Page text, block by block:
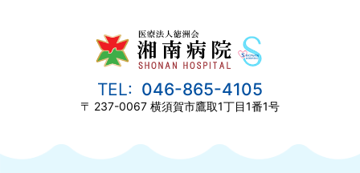
046-865-4105
237-0067 横須賀市鷹取1丁目1番1号